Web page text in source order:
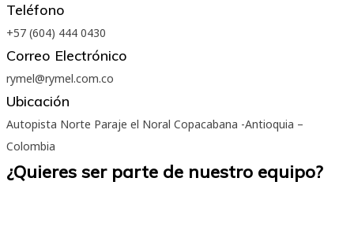
Teléfono
+57 (604) 444 0430
Correo Electrónico
rymel@rymel.com.co
Ubicación
Autopista Norte Paraje el Noral Copacabana -Antioquia –
Colombia
¿Quieres ser parte de nuestro equipo?